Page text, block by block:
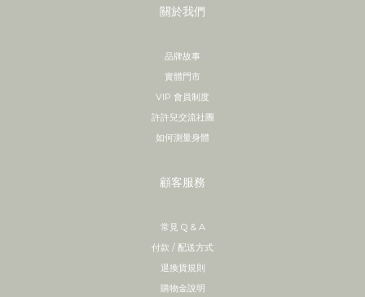
關於我們
品牌故事
實體門市
VIP 會員制度
許許兒交流社團
如何測量身體
顧客服務
常見 Q & A
付款 / 配送方式
退換貨規則
購物金說明